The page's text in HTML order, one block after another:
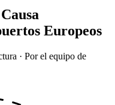
Europeos
· Por el equipo de